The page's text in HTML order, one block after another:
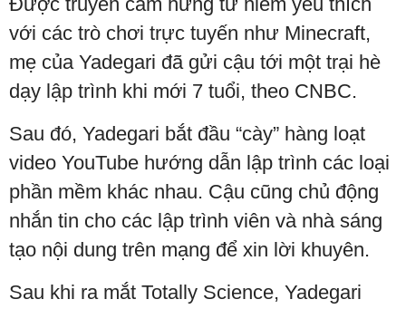
với các trò chơi trực tuyến như Minecraft,
mẹ của Yadegari đã gửi cậu tới một trại hè
dạy lập trình khi mới 7 tuổi, theo CNBC.
Sau đó, Yadegari bắt đầu “cày” hàng loạt
video YouTube hướng dẫn lập trình các loại
phần mềm khác nhau. Cậu cũng chủ động
nhắn tin cho các lập trình viên và nhà sáng
tạo nội dung trên mạng để xin lời khuyên.
Sau khi ra mắt Totally Science, Yadegari